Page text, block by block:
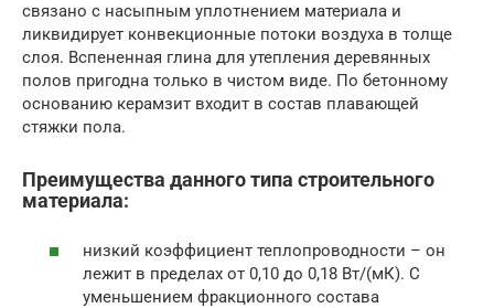
связано с насыпным уплотнением материала и
ликвидирует конвекционные потоки воздуха в толще
слоя. Вспененная глина для утепления деревянных
полов пригодна только в чистом виде. По бетонному
основанию керамзит входит в состав плавающей
стяжки пола.
Преимущества данного типа строительного
материала:
низкий коэффициент теплопроводности – он
лежит в пределах от 0,10 до 0,18 Вт/(мК). С
уменьшением фракционного состава